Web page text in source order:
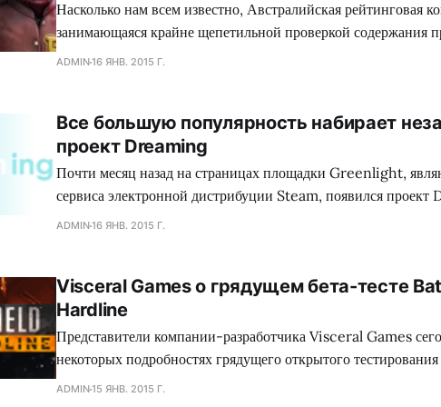
Насколько нам всем известно, Австралийская рейтинговая
занимающаяся крайне щепетильной проверкой содержания
производит современная игровая индустрия, подвергает
зеленного континента. Так сказать, под нож могло попасть
коллектива Dennaton
ADMIN16 ЯНВ. 2015 Г.
Все большую популярность набирает
проект Dreaming
Почти месяц назад на страницах площадки Greenlight,
сервиса электронной дистрибуции Steam, появился
обладающий необыкновенным сеттингом, а также
головоломку с экшеном Mirror`s Edge, хотя сами
ADMIN16 ЯНВ. 2015 Г.
Visceral Games о грядущем бета-тесте
Hardline
Представители компании-разработчика Visceral Games
некоторых подробностях грядущего открытого
сетевого шутера Battlefield: Hardline, а также поделились
ADMIN15 ЯНВ. 2015 Г.